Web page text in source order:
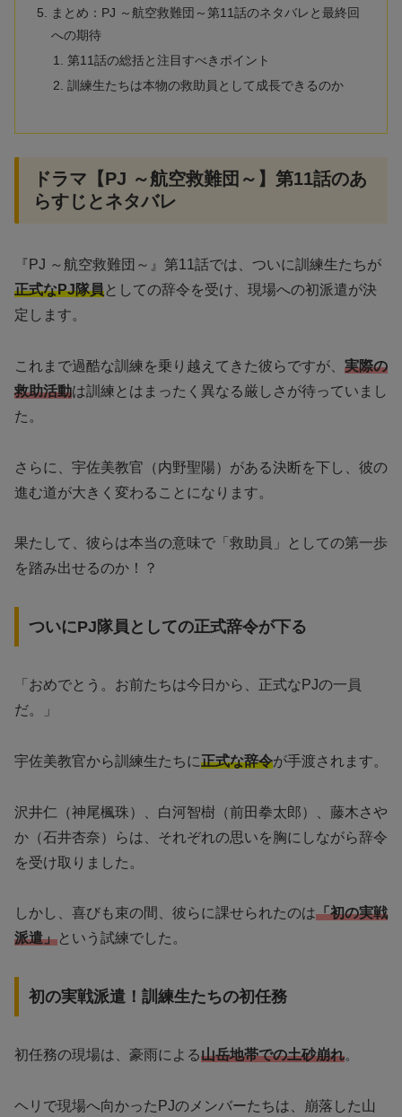
まとめ：PJ ～航空救難団～第11話のネタバレと最終回
への期待
第11話の総括と注目すべきポイント
訓練生たちは本物の救助員として成長できるのか
ドラマ【PJ ～航空救難団～】第11話のあ
らすじとネタバレ
『PJ ～航空救難団～』第11話では、ついに訓練生たちが
正式なPJ隊員としての辞令を受け、現場への初派遣が決
定します。
これまで過酷な訓練を乗り越えてきた彼らですが、 実際の
救助活動は訓練とはまったく異なる厳しさが待っていまし
た。
さらに、宇佐美教官（内野聖陽）がある決断を下し、彼の
進む道が大きく変わることになります。
果たして、彼らは本当の意味で「救助員」としての第一歩
を踏み出せるのか！？
ついにPJ隊員としての正式辞令が下る
「おめでとう。お前たちは今日から、正式なPJの一員
だ。」
宇佐美教官から訓練生たちに正式な辞令が手渡されます。
沢井仁（神尾楓珠）、白河智樹（前田拳太郎）、藤木さや
か（石井杏奈）らは、それぞれの思いを胸にしながら辞令
を受け取りました。
しかし、喜びも束の間、彼らに課せられたのは「初の実戦
派遣」という試練でした。
初の実戦派遣！訓練生たちの初任務
初任務の現場は、豪雨による山岳地帯での土砂崩れ。
ヘリで現場へ向かったPJのメンバーたちは、崩落した山